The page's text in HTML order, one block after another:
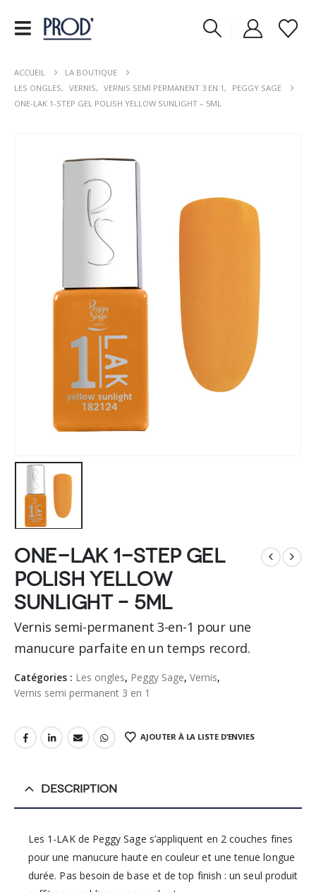
ACCUEIL
LA BOUTIQUE
LES ONGLES, VERNIS, VERNIS SEMI PERMANENT 3 EN 1,
PEGGY SAGE
ONE-LAK 1-STEP GEL POLISH YELLOW SUNLIGHT – 5ML
One-LAK 1-step gel
polish Yellow
Sunlight – 5ml
Vernis semi-permanent 3-en-1 pour une
manucure parfaite en un temps record.
Catégories : Les ongles, Peggy Sage, Vernis,
Vernis semi permanent 3 en 1
AJOUTER À LA LISTE D’ENVIES
DESCRIPTION
Les 1-LAK de Peggy Sage s’appliquent en 2 couches fines
pour une manucure haute en couleur et une tenue longue
durée. Pas besoin de base et de top finish : un seul produit